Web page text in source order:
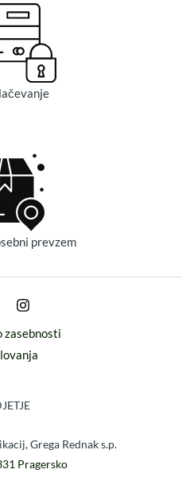
prevzem
zasebnosti
Grega Rednak s.p.
Pragersko